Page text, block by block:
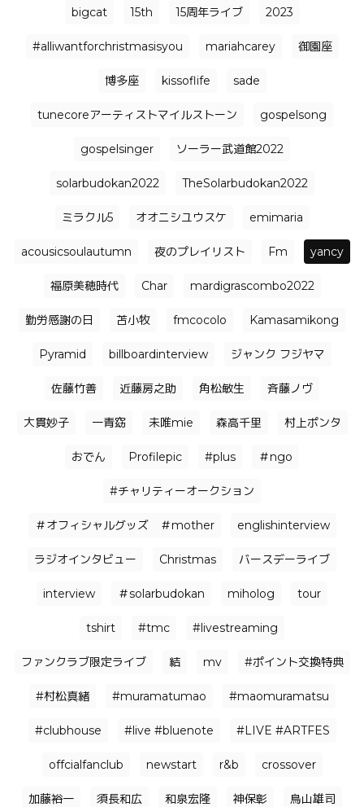
bigcat 15th 15周年ライブ 2023
#alliwantforchristmasisyou mariahcarey 御園座
博多座 kissoflife sade
tunecoreアーティストマイルストーン gospelsong
gospelsinger ソーラー武道館2022
solarbudokan2022 TheSolarbudokan2022
ミラクル5 オオニシユウスケ emimaria
acousicsoulautumn 夜のプレイリスト Fm yancy
福原美穂時代 Char mardigrascombo2022
勤労感謝の日 苫小牧 fmcocolo Kamasamikong
Pyramid billboardinterview ジャンク フジヤマ
佐藤竹善 近藤房之助 角松敏生 ⻫藤ノヴ
大貫妙子 一青窈 未唯mie 森高千里 村上ポンタ
おでん Profilepic #plus ＃ngo
#チャリティーオークション
＃オフィシャルグッズ ＃mother englishinterview
ラジオインタビュー Christmas バースデーライブ
interview ＃solarbudokan miholog tour
tshirt #tmc #livestreaming
ファンクラブ限定ライブ 結 mv #ポイント交換特典
#村松真緒 #muramatumao #maomuramatsu
#clubhouse #live #bluenote #LIVE #ARTFES
offcialfanclub newstart r&b crossover
加藤裕一 須長和広 和泉宏隆 神保彰 鳥山雄司